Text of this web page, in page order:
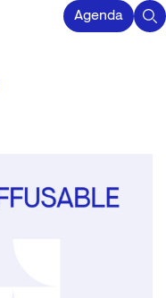
Agenda